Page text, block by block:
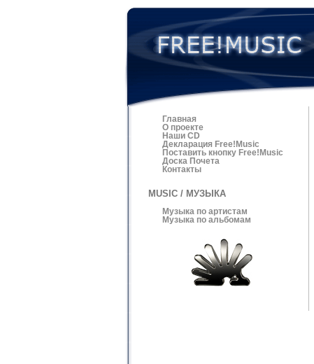
Главная
О проекте
Наши CD
Декларация Free!Music
Поставить кнопку Free!Music
Доска Почета
Контакты
MUSIC / МУЗЫКА
Музыка по артистам
Музыка по альбомам